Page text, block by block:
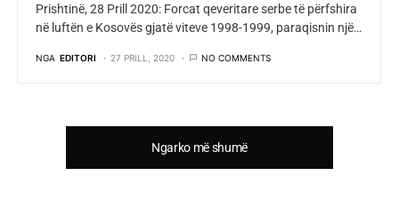
Prishtinë, 28 Prill 2020: Forcat qeveritare serbe të përfshira
në luftën e Kosovës gjatë viteve 1998-1999, paraqisnin një…
NGA EDITORI 27 PRILL, 2020 NO COMMENTS
Ngarko më shumë